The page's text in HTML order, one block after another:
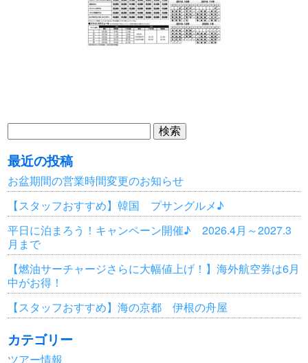
検
索:
最近の投稿
お盆期間の営業時間変更のお知らせ
【スタッフおすすめ】韓国 プサングルメ♪
平日に泊まろう！キャンペーン開催♪ 2026.4月～2027.3
月まで
【燃油サーチャージさらに大幅値上げ！】海外航空券は6月
中がお得！
【スタッフおすすめ】海の京都 伊根の舟屋
カテゴリー
ツアー情報